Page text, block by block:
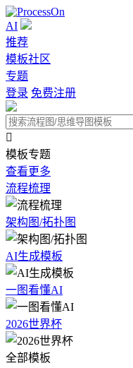
AI
推荐
模板社区
专题
登录 免费注册

模板专题
查看更多
流程梳理
架构图/拓扑图
AI生成模板
一图看懂AI
2026世界杯
全部模板